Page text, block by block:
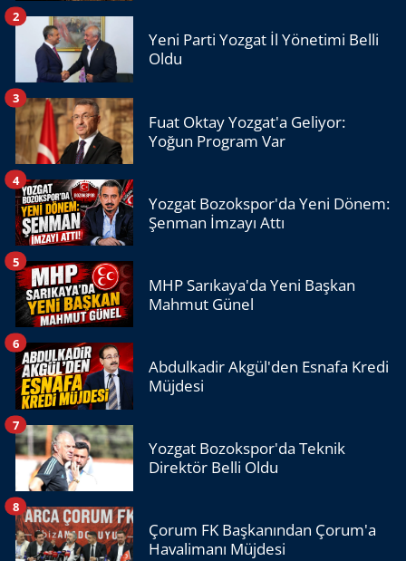
Yeni Parti Yozgat İl Yönetimi Belli
Oldu
2
Fuat Oktay Yozgat'a Geliyor:
Yoğun Program Var
3
Yozgat Bozokspor'da Yeni Dönem:
Şenman İmzayı Attı
4
MHP Sarıkaya'da Yeni Başkan
Mahmut Günel
5
Abdulkadir Akgül'den Esnafa Kredi
Müjdesi
6
Yozgat Bozokspor'da Teknik
Direktör Belli Oldu
7
Çorum FK Başkanından Çorum'a
Havalimanı Müjdesi
8